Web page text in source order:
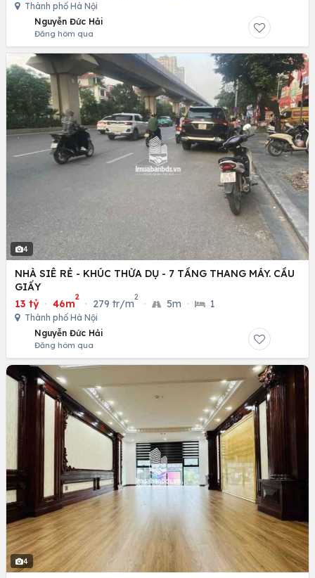
Thành phố Hà Nội
Nguyễn Đức Hải
Đăng hôm qua
4
NHÀ SIÊ RẺ - KHÚC THỪA DỤ - 7 TẦNG THANG MÁY. CẦU
GIẤY
13 tỷ · 46m
2
· 279 tr/m
2
· 5m · 1
Thành phố Hà Nội
Nguyễn Đức Hải
Đăng hôm qua
4